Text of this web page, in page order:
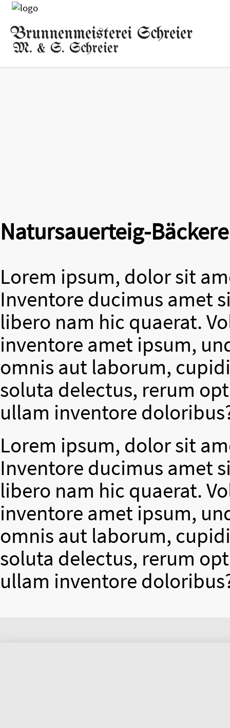
Brunnenmeisterei Schreier
M. & S. Schreier
Natursauerteig-
Lorem ipsum, dolor sit
Inventore ducimus amet
libero nam hic quaerat.
inventore amet ipsum,
omnis aut laborum,
soluta delectus, rerum
ullam inventore
Lorem ipsum, dolor sit
Inventore ducimus amet
libero nam hic quaerat.
inventore amet ipsum,
omnis aut laborum,
soluta delectus, rerum
ullam inventore